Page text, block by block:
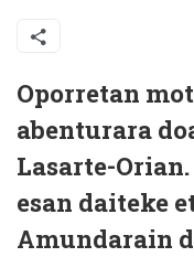
Oporretan
abenturara
Lasarte-
esan daiteke
Amundarain